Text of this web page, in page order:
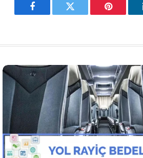
Facebook Twitter Pinterest